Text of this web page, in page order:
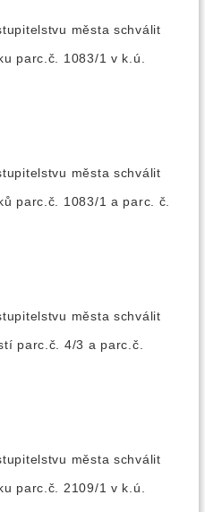
města schválit
parc.č. 1083/1 v k.ú.
města schválit
parc.č. 1083/1 a parc. č.
města schválit
parc.č. 4/3 a parc.č.
města schválit
parc.č. 2109/1 v k.ú.